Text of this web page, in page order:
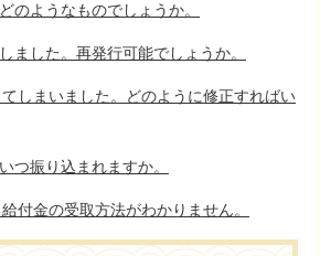
ようなものでしょうか。
した。再発行可能でしょうか。
しまいました。どのように修正すればい
振り込まれますか。
付金の受取方法がわかりません。